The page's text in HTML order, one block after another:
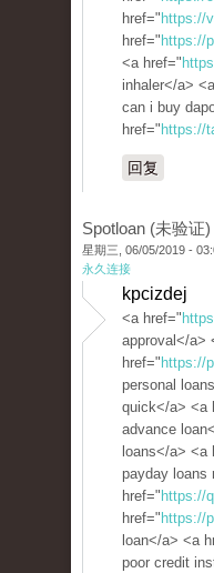
href=" https://
href=" https://
<a href="
inhaler</a>
can i buy
href=" https://
回复
Spotloan (未验证)
星期三, 06/05/2019 -
永久连接
kpcizdej
<a href="
approval</a>
href=" https://
personal
quick</a> <a
advance
loans</a> <a
payday loans
href=" https://
href=" https://
loan</a> <a
poor credit